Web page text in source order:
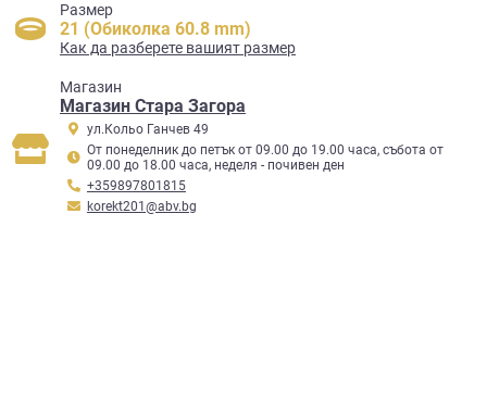
Размер
21 (Обиколка 60.8 mm)
Как да разберете вашият размер
Mагазин
Магазин Стара Загора
ул.Кольо Ганчев 49
От понеделник до петък от 09.00 до 19.00 часа, събота от
09.00 до 18.00 часа, неделя - почивен ден
+359897801815
korekt201@abv.bg